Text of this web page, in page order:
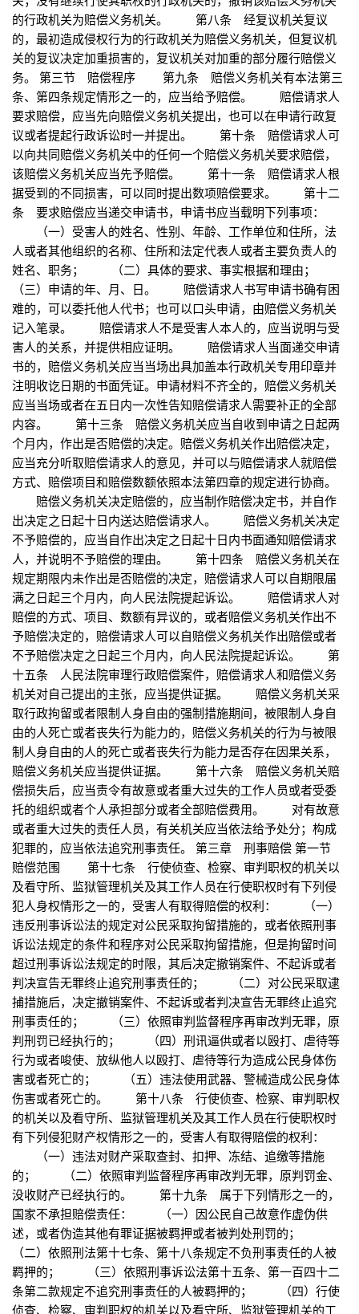
的行政机关为赔偿义务机关。 第八条 经复议机关复议
的，最初造成侵权行为的行政机关为赔偿义务机关，但复议机
关的复议决定加重损害的，复议机关对加重的部分履行赔偿义
务。 第三节 赔偿程序 第九条 赔偿义务机关有本法第三
条、第四条规定情形之一的，应当给予赔偿。 赔偿请求人
要求赔偿，应当先向赔偿义务机关提出，也可以在申请行政复
议或者提起行政诉讼时一并提出。 第十条 赔偿请求人可
以向共同赔偿义务机关中的任何一个赔偿义务机关要求赔偿，
该赔偿义务机关应当先予赔偿。 第十一条 赔偿请求人根
据受到的不同损害，可以同时提出数项赔偿要求。 第十二
条 要求赔偿应当递交申请书，申请书应当载明下列事项：
（一）受害人的姓名、性别、年龄、工作单位和住所，法
人或者其他组织的名称、住所和法定代表人或者主要负责人的
姓名、职务； （二）具体的要求、事实根据和理由；
（三）申请的年、月、日。 赔偿请求人书写申请书确有困
难的，可以委托他人代书；也可以口头申请，由赔偿义务机关
记入笔录。 赔偿请求人不是受害人本人的，应当说明与受
害人的关系，并提供相应证明。 赔偿请求人当面递交申请
书的，赔偿义务机关应当当场出具加盖本行政机关专用印章并
注明收讫日期的书面凭证。申请材料不齐全的，赔偿义务机关
应当当场或者在五日内一次性告知赔偿请求人需要补正的全部
内容。 第十三条 赔偿义务机关应当自收到申请之日起两
个月内，作出是否赔偿的决定。赔偿义务机关作出赔偿决定，
应当充分听取赔偿请求人的意见，并可以与赔偿请求人就赔偿
方式、赔偿项目和赔偿数额依照本法第四章的规定进行协商。
赔偿义务机关决定赔偿的，应当制作赔偿决定书，并自作
出决定之日起十日内送达赔偿请求人。 赔偿义务机关决定
不予赔偿的，应当自作出决定之日起十日内书面通知赔偿请求
人，并说明不予赔偿的理由。 第十四条 赔偿义务机关在
规定期限内未作出是否赔偿的决定，赔偿请求人可以自期限届
满之日起三个月内，向人民法院提起诉讼。 赔偿请求人对
赔偿的方式、项目、数额有异议的，或者赔偿义务机关作出不
予赔偿决定的，赔偿请求人可以自赔偿义务机关作出赔偿或者
不予赔偿决定之日起三个月内，向人民法院提起诉讼。 第
十五条 人民法院审理行政赔偿案件，赔偿请求人和赔偿义务
机关对自己提出的主张，应当提供证据。 赔偿义务机关采
取行政拘留或者限制人身自由的强制措施期间，被限制人身自
由的人死亡或者丧失行为能力的，赔偿义务机关的行为与被限
制人身自由的人的死亡或者丧失行为能力是否存在因果关系，
赔偿义务机关应当提供证据。 第十六条 赔偿义务机关赔
偿损失后，应当责令有故意或者重大过失的工作人员或者受委
托的组织或者个人承担部分或者全部赔偿费用。 对有故意
或者重大过失的责任人员，有关机关应当依法给予处分；构成
犯罪的，应当依法追究刑事责任。 第三章 刑事赔偿 第一节
赔偿范围 第十七条 行使侦查、检察、审判职权的机关以
及看守所、监狱管理机关及其工作人员在行使职权时有下列侵
犯人身权情形之一的，受害人有取得赔偿的权利： （一）
违反刑事诉讼法的规定对公民采取拘留措施的，或者依照刑事
诉讼法规定的条件和程序对公民采取拘留措施，但是拘留时间
超过刑事诉讼法规定的时限，其后决定撤销案件、不起诉或者
判决宣告无罪终止追究刑事责任的； （二）对公民采取逮
捕措施后，决定撤销案件、不起诉或者判决宣告无罪终止追究
刑事责任的； （三）依照审判监督程序再审改判无罪，原
判刑罚已经执行的； （四）刑讯逼供或者以殴打、虐待等
行为或者唆使、放纵他人以殴打、虐待等行为造成公民身体伤
害或者死亡的； （五）违法使用武器、警械造成公民身体
伤害或者死亡的。 第十八条 行使侦查、检察、审判职权
的机关以及看守所、监狱管理机关及其工作人员在行使职权时
有下列侵犯财产权情形之一的，受害人有取得赔偿的权利：
（一）违法对财产采取查封、扣押、冻结、追缴等措施
的； （二）依照审判监督程序再审改判无罪，原判罚金、
没收财产已经执行的。 第十九条 属于下列情形之一的，
国家不承担赔偿责任： （一）因公民自己故意作虚伪供
述，或者伪造其他有罪证据被羁押或者被判处刑罚的；
（二）依照刑法第十七条、第十八条规定不负刑事责任的人被
羁押的； （三）依照刑事诉讼法第十五条、第一百四十二
条第二款规定不追究刑事责任的人被羁押的； （四）行使
侦查、检察、审判职权的机关以及看守所、监狱管理机关的工